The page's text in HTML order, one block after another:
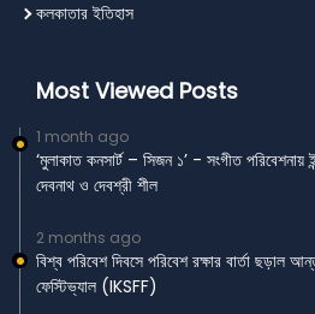
কলকাতার ইতিহাস
Most Viewed Posts
1 month ago
‘মুলাকাত কনসার্ট – সিজন ১’ - সংগীত পরিবেশনায়
দেবনাথ ও দেবশ্রী শীল
2 months ago
বিশ্ব পরিবেশ দিবসে পরিবেশ রক্ষার বার্তা ছড়াল
ফেস্টিভ্যাল (IKSFF)